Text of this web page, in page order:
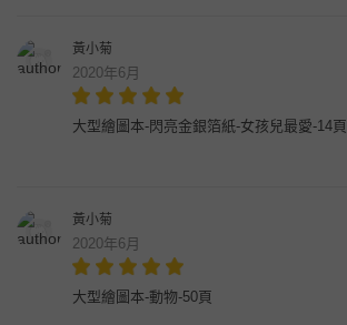
黃小菊
2020年6月
大型繪圖本-閃亮金銀箔紙-女孩兒最愛-14頁
黃小菊
2020年6月
大型繪圖本-動物-50頁